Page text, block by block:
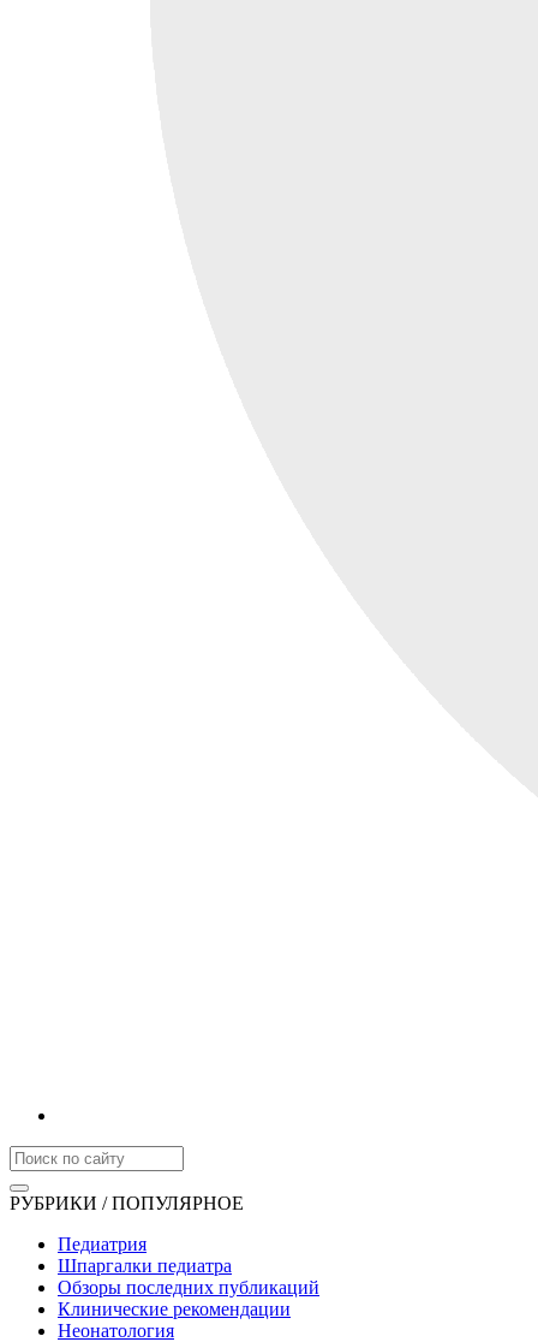
РУБРИКИ / ПОПУЛЯРНОЕ
Педиатрия
Шпаргалки педиатра
Обзоры последних публикаций
Клинические рекомендации
Неонатология